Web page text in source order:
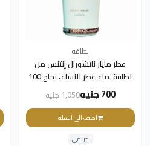
لطافه
عطر مايار ناتشورال إنتنس من
لطافة، ماء عطر للنساء، بخاخ 100
مل/3.4 أونصة700 جنيه 1,050 جنيه
اضف الى السلة
حريمى